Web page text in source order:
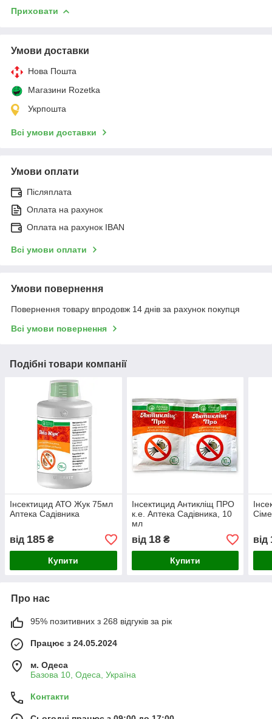
Приховати
Умови доставки
Нова Пошта
Магазини Rozetka
Укрпошта
Всі умови доставки
Умови оплати
Післяплата
Оплата на рахунок
Оплата на рахунок IBAN
Всі умови оплати
Умови повернення
Повернення товару впродовж 14 днів за рахунок покупця
Всі умови повернення
Подібні товари компанії
Інсектицид АТО Жук 75мл
Аптека Садівника
від 185 ₴
Купити
Інсектицид Антикліщ ПРО
к.е. Аптека Садівника, 10
мл
від 18₴
Купити
від
Про нас
95% позитивних з 268 відгуків за рік
Працює з 24.05.2024
м. Одеса
Базова 10, Одеса, Україна
Контакти